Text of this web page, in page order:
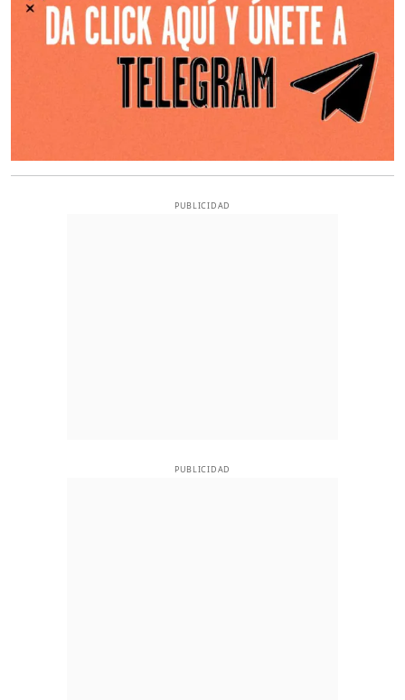
PUBLICIDAD
PUBLICIDAD